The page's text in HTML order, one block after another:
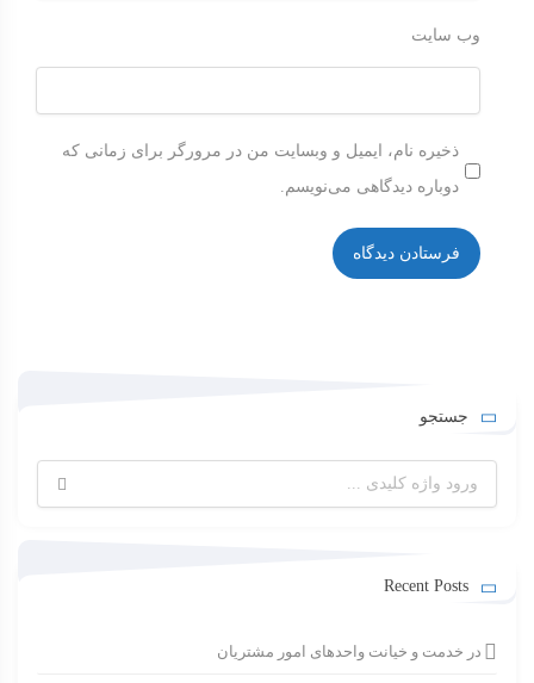
وب‌ سایت
ذخیره نام، ایمیل و وبسایت من در مرورگر برای زمانی که
دوباره دیدگاهی می‌نویسم.
جستجو
برای:
Recent Posts
در خدمت و خیانت واحدهای امور مشتریان